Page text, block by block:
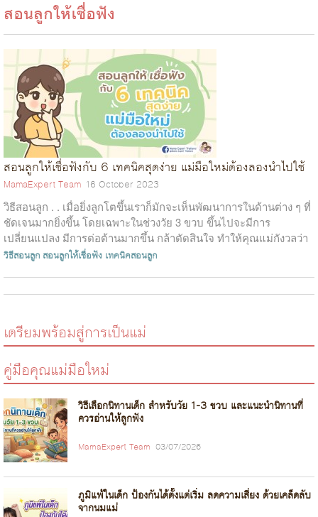
สอนลูกให้เชื่อฟัง
สอนลูกให้เชื่อฟังกับ 6 เทคนิคสุดง่าย แม่มือใหม่ต้องลองนำไปใช้
MamaExpert Team 16 October 2023
วิธีสอนลูก . . เมื่อยิ่งลูกโตขึ้นเราก็มักจะเห็นพัฒนาการในด้านต่าง ๆ ที่
ชัดเจนมากยิ่งขึ้น โดยเฉพาะในช่วงวัย 3 ขวบ ขึ้นไปจะมีการ
เปลี่ยนแปลง มีการต่อต้านมากขึ้น กล้าตัดสินใจ ทำให้คุณแม่กังวลว่า
ยิ่งล...
วิธีสอนลูก สอนลูกให้เชื่อฟัง เทคนิคสอนลูก
เตรียมพร้อมสู่การเป็นแม่
คู่มือคุณแม่มือใหม่
วิธีเลือกนิทานเด็ก สำหรับวัย 1-3 ขวบ และแนะนำนิทานที่
ควรอ่านให้ลูกฟัง
MamaExpert Team 03/07/2026
ภูมิแพ้ในเด็ก ป้องกันได้ตั้งแต่เริ่ม ลดความเสี่ยง ด้วยเคล็ดลับ
จากนมแม่